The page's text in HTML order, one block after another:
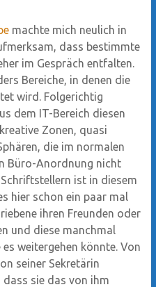
machte mich neulich in
dass bestimmte
im Gespräch entfalten.
Bereiche, in denen die
wird. Folgerichtig
dem IT-Bereich diesen
Zonen, quasi
die im normalen
Büro-Anordnung nicht
ist in diesem
hier schon ein paar mal
ihren Freunden oder
und diese manchmal
weitergehen könnte. Von
seiner Sekretärin
sie das von ihm